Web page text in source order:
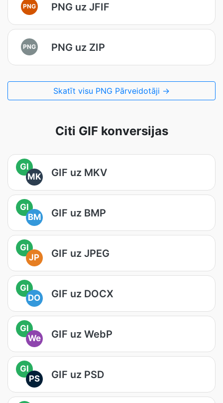
PNG PNG uz JFIF
PNG PNG uz ZIP
Skatīt visu PNG Pārveidotāji →
Citi GIF konversijas
GI
MK
GIF uz MKV
GI
BM
GIF uz BMP
GI
JP
GIF uz JPEG
GI
DO
GIF uz DOCX
GI
We
GIF uz WebP
GI
PS
GIF uz PSD